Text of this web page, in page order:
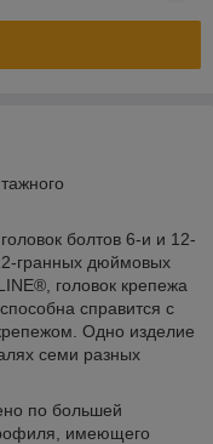
болтов 6-и и 12-
гранных дюймовых
головок крепежа
справится с
Одно изделие
семи разных
по большей
имеющего